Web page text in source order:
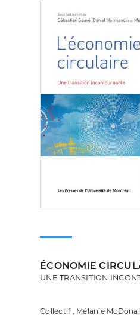
ÉCONOMIE
UNE TRANSITION
Collectif , Mélanie